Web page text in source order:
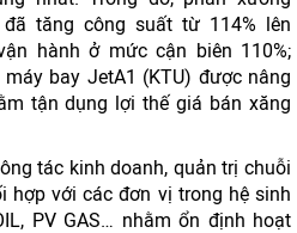
tăng công suất từ 114% lên
hành ở mức cận biên 110%;
bay JetA1 (KTU) được nâng
tận dụng lợi thế giá bán xăng
tác kinh doanh, quản trị chuỗi
hợp với các đơn vị trong hệ sinh
PV GAS… nhằm ổn định hoạt